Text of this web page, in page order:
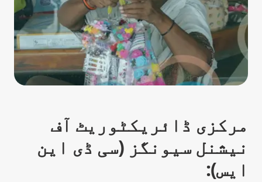
مرکزی ڈائریکٹوریٹ آف
نیشنل سیونگز (سی ڈی این
ایس):